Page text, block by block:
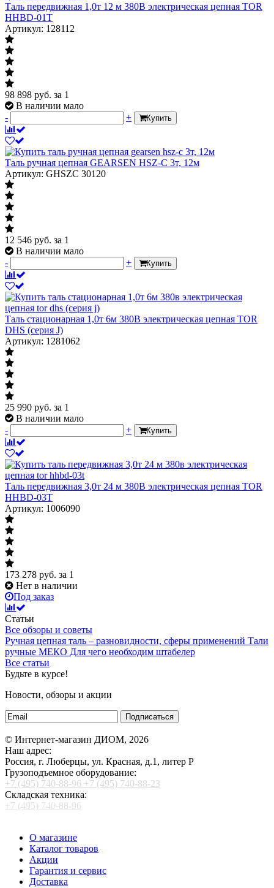
Таль передвижная 1,0т 12 м 380В электрическая цепная TOR
HHBD-01T
Артикул: 128112
98 898 руб. за 1
В наличии мало
-
+ Купить
Таль ручная цепная GEARSEN HSZ-C 3т, 12м
Артикул: GHSZC 30120
12 546 руб. за 1
В наличии мало
-
+ Купить
Таль стационарная 1,0т 6м 380В электрическая цепная TOR
DHS (серия J)
Артикул: 1281062
25 990 руб. за 1
В наличии мало
-
+ Купить
Таль передвижная 3,0т 24 м 380В электрическая цепная TOR
HHBD-03T
Артикул: 1006090
173 278 руб. за 1
Нет в наличии
Под заказ
Статьи
Все обзоры и советы
Ручная цепная таль – разновидности, сферы применений Тали
ручные МЕКО Для чего необходим штабелер
Все статьи
Будьте в курсе!
Новости, обзоры и акции
Подписаться
© Интернет-магазин ДИОМ, 2026
Наш адрес:
Россия, г. Люберцы, ул. Красная, д.1, литер Р
Грузоподъемное оборудование:
+7 (495) 740-88-96 +7 (495) 740-88-23
Складская техника:
+7 (495) 740-88-96
О магазине
Каталог товаров
Акции
Гарантия и сервис
Доставка